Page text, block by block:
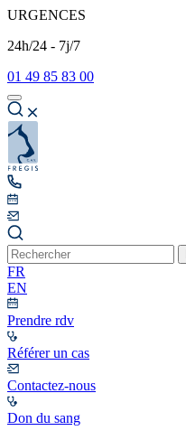
URGENCES
24h/24 - 7j/7
01 49 85 83 00
FR
EN
Prendre rdv
Référer un cas
Contactez-nous
Don du sang